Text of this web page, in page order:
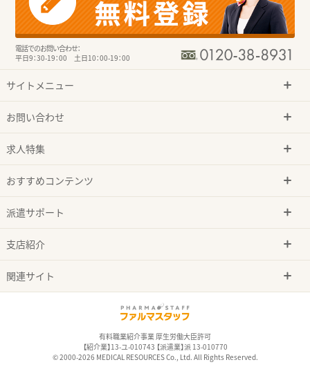
電話でのお問い合わせ：
平日9：30-19：00 土日10：00-19：00
サイトメニュー
お問い合わせ
求人特集
おすすめコンテンツ
派遣サポート
支店紹介
関連サイト
有料職業紹介事業 厚生労働大臣許可
【紹介業】13-ユ-010743 【派遣業】派 13-010770
© 2000-2026 MEDICAL RESOURCES Co., Ltd. All Rights Reserved.